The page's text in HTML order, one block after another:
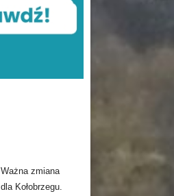
Ważna zmiana
dla Kołobrzegu.